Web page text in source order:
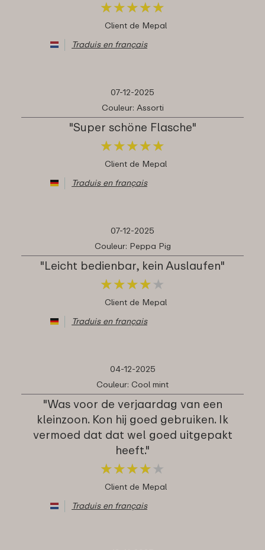
★★★★★
★★★★★
Client de Mepal
Traduis en français
07-12-2025
Couleur: Assorti
"Super schöne Flasche"
★★★★★
★★★★★
Client de Mepal
Traduis en français
07-12-2025
Couleur: Peppa Pig
"Leicht bedienbar, kein Auslaufen"
★★★★ ★
★★★★ ★
Client de Mepal
Traduis en français
04-12-2025
Couleur: Cool mint
"Was voor de verjaardag van een
kleinzoon. Kon hij goed gebruiken. Ik
vermoed dat dat wel goed uitgepakt
heeft."
★★★★ ★
★★★★ ★
Client de Mepal
Traduis en français